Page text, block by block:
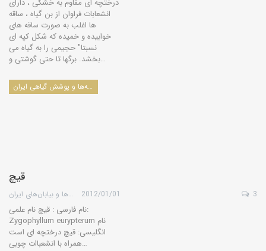
درختچه ای مقاوم به خشکی ، دارای
انشعابات فراوان از بن گیاه ، ساقه
ها اغلب به صورت ساقه های
خوابیده و خمیده که شکل کپه ای
نسبتا" حجیمی را به گیاه می
بخشد. برگها تا حتی گوشتی و…
درخت‌ها، درختچه‌ها، بوته‌ها و پوشش گیاهی ایران
قيچ
گروه کویرها و بیابان‌های ایران 2012/01/01 3
نام فارسی : قیچ نام علمی:
Zygophyllum eurypterum نام
انگلیسی: قیچ درختچه ای است
همراه با انشعباات چوبی…